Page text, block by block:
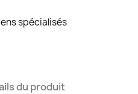
spécialisés
du produit